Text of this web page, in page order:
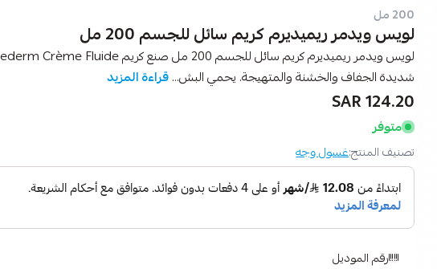
200 مل
لويس ويدمر ريميديرم كريم سائل للجسم 200 مل
شديدة الجفاف والخشنة والمتهيجة. يحمي البش...قراءة المزيد
124.20 SAR
متوفر
تصنيف المنتج:غسول وجه
رقم الموديل